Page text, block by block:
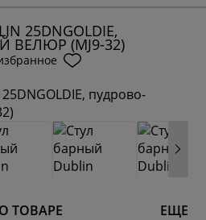
25DNGOLDIE,
(MJ9-32)
ТОВАРЕ ЕЩЕ